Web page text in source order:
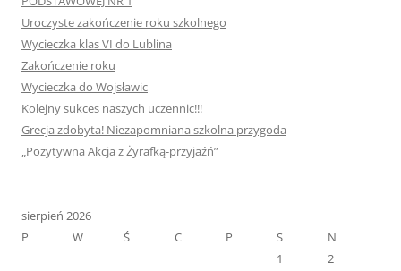
Uroczyste zakończenie roku szkolnego
Wycieczka klas VI do Lublina
Zakończenie roku
Wycieczka do Wojsławic
Kolejny sukces naszych uczennic!!!
Grecja zdobyta! Niezapomniana szkolna przygoda
„Pozytywna Akcja z Żyrafką-przyjaźń”
sierpień 2026
P
W Ś C P S
N
1
2